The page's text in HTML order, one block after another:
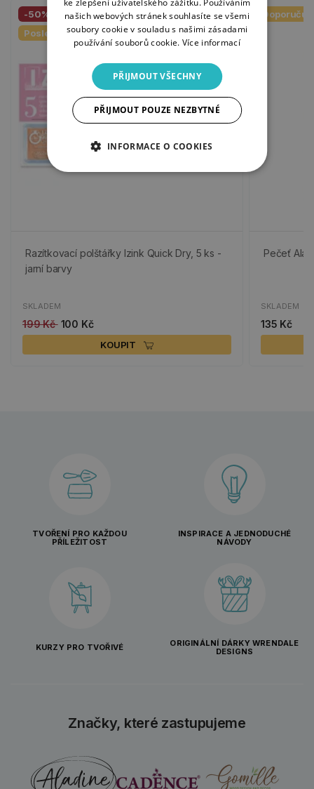
-50%
Poslední kusy
Razítkovací polštářky Izink Quick Dry, 5 ks -
jarní barvy
SKLADEM
199 Kč 100 Kč
KOUPIT
Pečeť
SKLADEM
135 Kč
TVOŘENÍ PRO KAŽDOU
PŘÍLEŽITOST
INSPIRACE A JEDNODUCHÉ
NÁVODY
KURZY PRO TVOŘIVÉ
ORIGINÁLNÍ DÁRKY WRENDALE
DESIGNS
Značky, které zastupujeme
ke zlepšení uživatelského zážitku. Používáním
našich webových stránek souhlasíte se všemi
soubory cookie v souladu s našimi zásadami
používání souborů cookie. Více informací
PŘIJMOUT VŠECHNY
PŘIJMOUT POUZE NEZBYTNÉ
INFORMACE O COOKIES